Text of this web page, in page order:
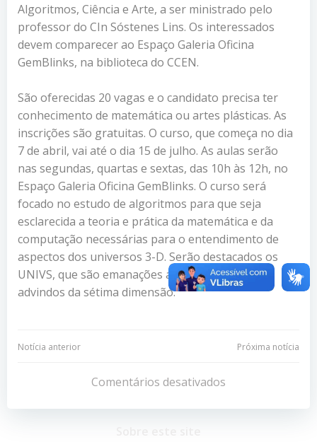
Algoritmos, Ciência e Arte, a ser ministrado pelo
professor do CIn Sóstenes Lins. Os interessados
devem comparecer ao Espaço Galeria Oficina
GemBlinks, na biblioteca do CCEN.
São oferecidas 20 vagas e o candidato precisa ter
conhecimento de matemática ou artes plásticas. As
inscrições são gratuitas. O curso, que começa no dia
7 de abril, vai até o dia 15 de julho. As aulas serão
nas segundas, quartas e sextas, das 10h às 12h, no
Espaço Galeria Oficina GemBlinks. O curso será
focado no estudo de algoritmos para que seja
esclarecida a teoria e prática da matemática e da
computação necessárias para o entendimento de
aspectos dos universos 3-D. Serão destacados os
UNIVS, que são emanações artísticas das GEMs
advindos da sétima dimensão.
Navegação
Post
Notícia anterior
Navegação
de
Post
Próxima notícia
Comentários desativados